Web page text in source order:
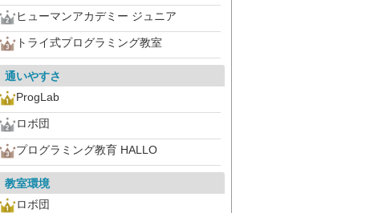
ヒューマンアカデミー ジュニア
トライ式プログラミング教室
通いやすさ
ProgLab
ロボ団
プログラミング教育 HALLO
教室環境
ロボ団